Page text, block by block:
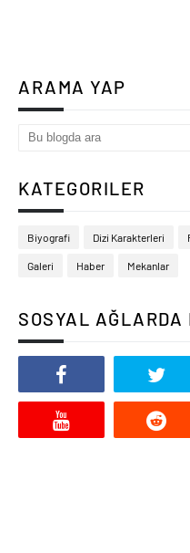
ARAMA YAP
KATEGORILER
Biyografi Dizi Karakterleri
Galeri Haber Mekanlar
SOSYAL AĞLARDA